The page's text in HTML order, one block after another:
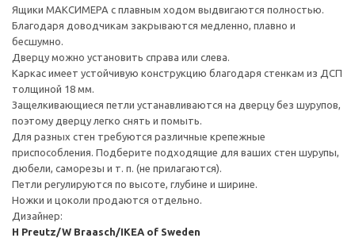
Ящики МАКСИМЕРА с плавным ходом выдвигаются полностью.
Благодаря доводчикам закрываются медленно, плавно и
бесшумно.
Дверцу можно установить справа или слева.
Каркас имеет устойчивую конструкцию благодаря стенкам из ДСП
толщиной 18 мм.
Защелкивающиеся петли устанавливаются на дверцу без шурупов,
поэтому дверцу легко снять и помыть.
Для разных стен требуются различные крепежные
приспособления. Подберите подходящие для ваших стен шурупы,
дюбели, саморезы и т. п. (не прилагаются).
Петли регулируются по высоте, глубине и ширине.
Ножки и цоколи продаются отдельно.
Дизайнер:
H Preutz/W Braasch/IKEA of Sweden